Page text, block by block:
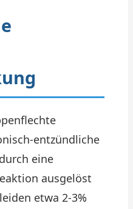
entzündliche
eine
ausgelöst
etwa 2-3%